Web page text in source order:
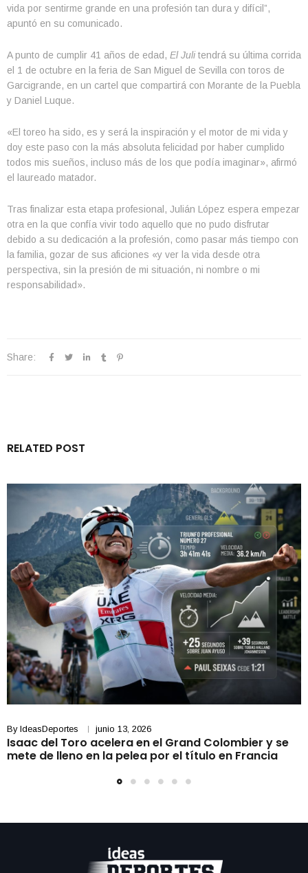
vida por sentirme grande en una profesión tan dura y difícil”,
apuntó en su comunicado.
A punto de cumplir 41 años de edad, El Julitendrá su última corrida
el 1 de octubre en la feria de San Miguel de Sevilla con toros de
Garcigrande, en un cartel que compartirá con Morante de la Puebla
y Daniel Luque.
«El toreo ha sido, es y será la inspiración y el motor de mi vida y
doy este paso con la más absoluta felicidad por haber cumplido
todos mis sueños, incluso más de los que podía imaginar», afirmó
el laureado matador.
Tras finalizar esta etapa profesional, Julián López espera empezar
otra en la que confía vivir todo aquello que no pudo disfrutar
debido a su dedicación a la profesión, como pasar más tiempo con
la familia, gozar de sus aficiones «y ver la vida desde otra
perspectiva, sin la presión de mi situación, ni nombre o mi
responsabilidad».
Share:
RELATED POST
By IdeasDeportes junio 13, 2026
Isaac del Toro acelera en el Grand Colombier y se
mete de lleno en la pelea por el título en Francia